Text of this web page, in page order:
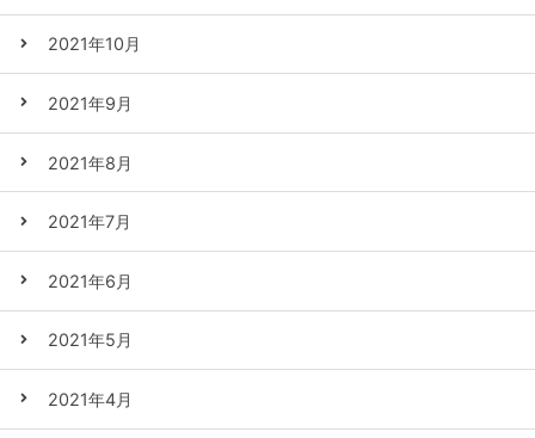
2021年10月
2021年9月
2021年8月
2021年7月
2021年6月
2021年5月
2021年4月